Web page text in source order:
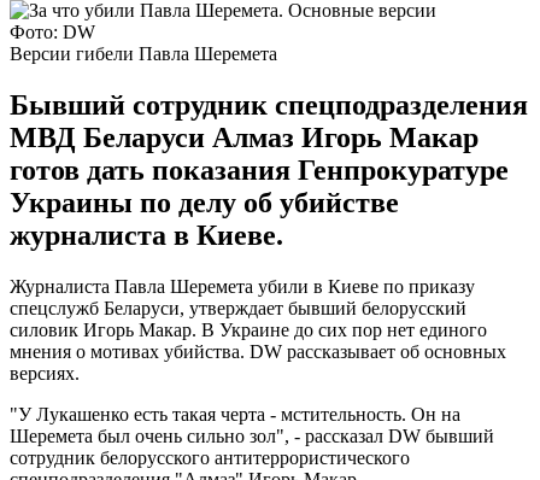
Фото: DW
Версии гибели Павла Шеремета
Бывший сотрудник спецподразделения
МВД Беларуси Алмаз Игорь Макар
готов дать показания Генпрокуратуре
Украины по делу об убийстве
журналиста в Киеве.
Журналиста Павла Шеремета убили в Киеве по приказу
спецслужб Беларуси, утверждает бывший белорусский
силовик Игорь Макар. В Украине до сих пор нет единого
мнения о мотивах убийства. DW рассказывает об основных
версиях.
"У Лукашенко есть такая черта - мстительность. Он на
Шеремета был очень сильно зол", - рассказал DW бывший
сотрудник белорусского антитеррористического